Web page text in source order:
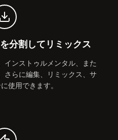
分割してリミックス
インストゥルメンタル、また
さらに編集、リミックス、サ
使用できます。